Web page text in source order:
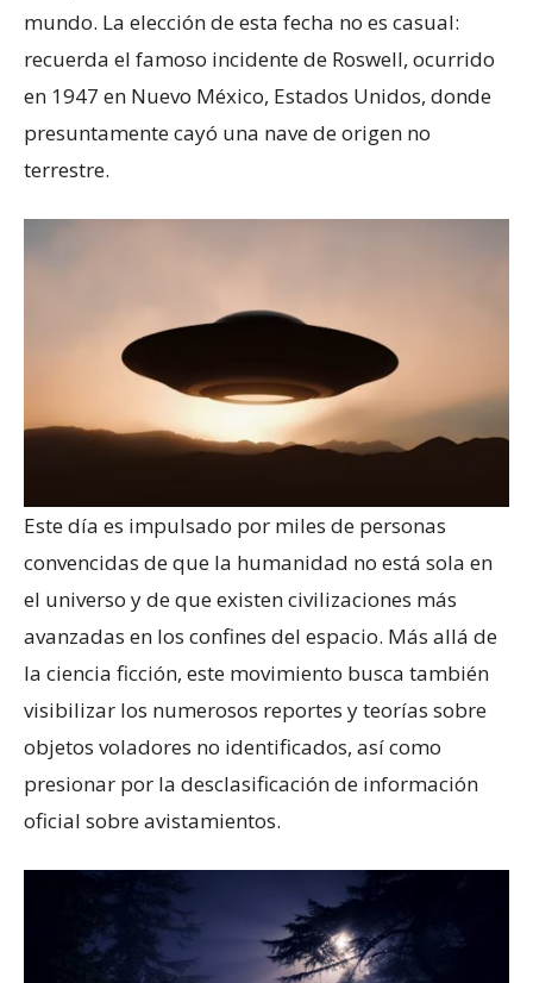
mundo. La elección de esta fecha no es casual:
recuerda el famoso incidente de Roswell, ocurrido
en 1947 en Nuevo México, Estados Unidos, donde
presuntamente cayó una nave de origen no
terrestre.
Este día es impulsado por miles de personas
convencidas de que la humanidad no está sola en
el universo y de que existen civilizaciones más
avanzadas en los confines del espacio. Más allá de
la ciencia ficción, este movimiento busca también
visibilizar los numerosos reportes y teorías sobre
objetos voladores no identificados, así como
presionar por la desclasificación de información
oficial sobre avistamientos.